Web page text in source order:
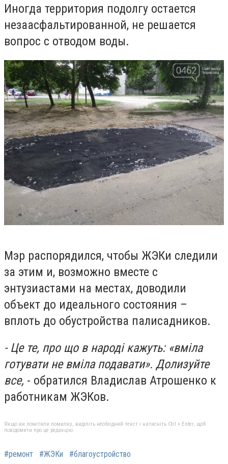
Иногда территория подолгу остается
незаасфальтированной, не решается
вопрос с отводом воды.
Мэр распорядился, чтобы ЖЭКи следили
за этим и, возможно вместе с
энтузиастами на местах, доводили
объект до идеального состояния –
вплоть до обустройства палисадников.
- Це те, про що в народі кажуть: «вміла
готувати не вміла подавати». Долизуйте
все, - обратился Владислав Атрошенко к
работникам ЖЭКов.
Якщо ви помітили помилку, виділіть необхідний текст і натисніть Ctrl + Enter, щоб
повідомити про це редакцію
#ремонт #ЖЭКи #благоустройство